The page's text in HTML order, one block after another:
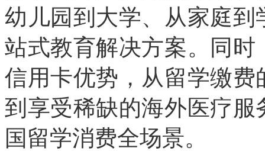
幼儿园到大学、从家庭
站式教育解决方案。同
信用卡优势，从留学缴
到享受稀缺的海外医疗
国留学消费全场景。